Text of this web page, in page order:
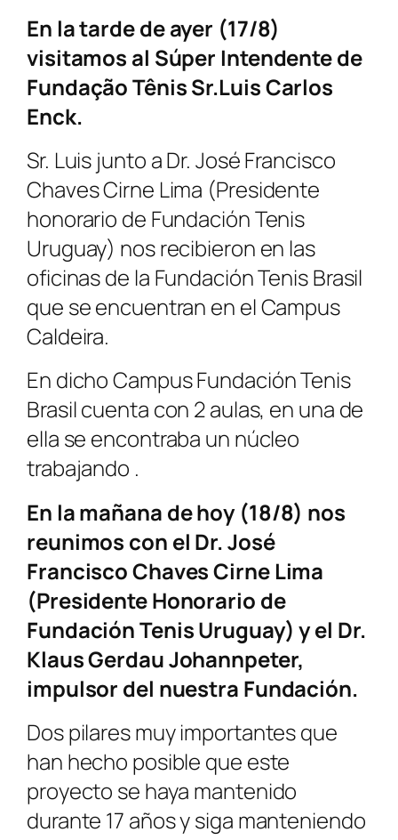
En la tarde de ayer (17/8)
visitamos al Súper Intendente de
Fundação Tênis Sr.Luis Carlos
Enck.
Sr. Luis junto a Dr. José Francisco
Chaves Cirne Lima (Presidente
honorario de Fundación Tenis
Uruguay) nos recibieron en las
oficinas de la Fundación Tenis Brasil
que se encuentran en el Campus
Caldeira.
En dicho Campus Fundación Tenis
Brasil cuenta con 2 aulas, en una de
ella se encontraba un núcleo
trabajando .
En la mañana de hoy (18/8) nos
reunimos con el Dr. José
Francisco Chaves Cirne Lima
(Presidente Honorario de
Fundación Tenis Uruguay) y el Dr.
Klaus Gerdau Johannpeter,
impulsor del nuestra Fundación.
Dos pilares muy importantes que
han hecho posible que este
proyecto se haya mantenido
durante 17 años y siga manteniendo